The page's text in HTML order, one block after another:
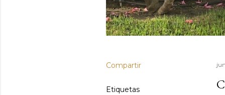
Compartir
Etiquetas